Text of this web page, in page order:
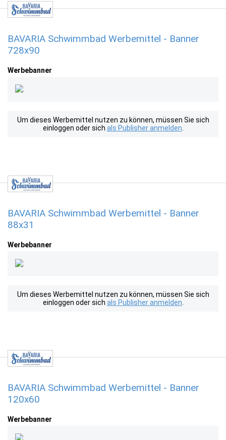
BAVARIA Schwimmbad Werbemittel - Banner
728x90
Werbebanner
Um dieses Werbemittel nutzen zu können, müssen Sie sich
einloggen oder sich als Publisher anmelden
BAVARIA Schwimmbad Werbemittel - Banner
88x31
Werbebanner
Um dieses Werbemittel nutzen zu können, müssen Sie sich
einloggen oder sich als Publisher anmelden
BAVARIA Schwimmbad Werbemittel - Banner
120x60
Werbebanner